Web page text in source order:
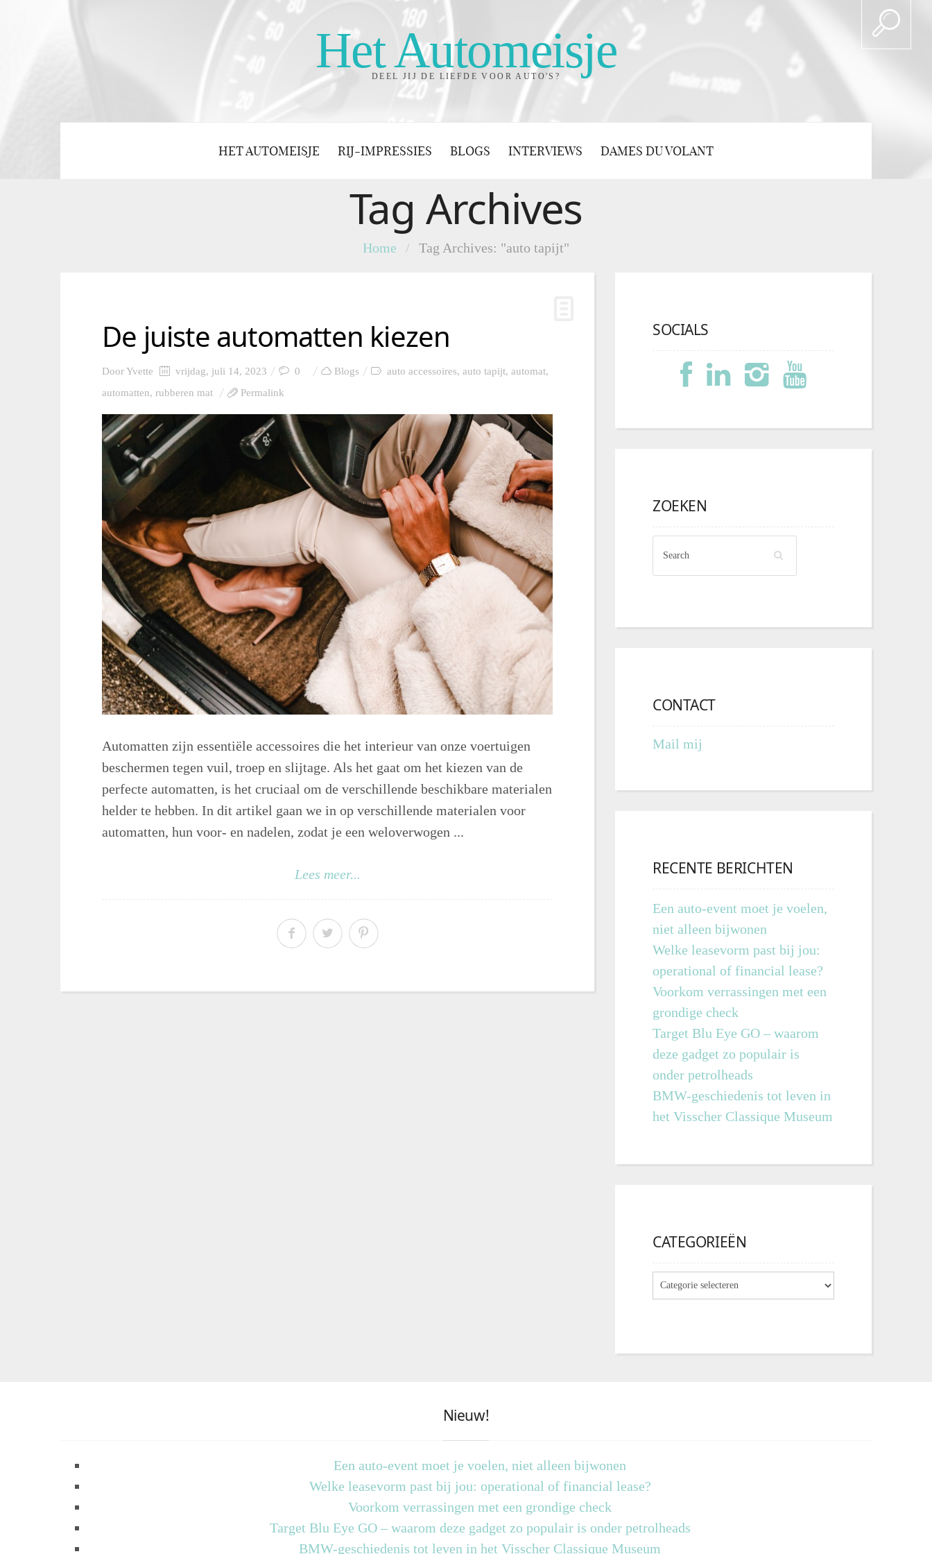
Het Automeisje
DEEL JIJ DE LIEFDE VOOR AUTO'S?
HET AUTOMEISJE RIJ-IMPRESSIES BLOGS INTERVIEWS DAMES DU VOLANT
Tag Archives
Home / Tag Archives: "auto tapijt"
De juiste automatten kiezen
DoorYvette vrijdag, juli 14, 2023 0 Blogs auto accessoires, auto tapijt, automat,
automatten, rubberen mat Permalink
Automatten zijn essentiële accessoires die het interieur van onze voertuigen
beschermen tegen vuil, troep en slijtage. Als het gaat om het kiezen van de
perfecte automatten, is het cruciaal om de verschillende beschikbare materialen
helder te hebben. In dit artikel gaan we in op verschillende materialen voor
automatten, hun voor- en nadelen, zodat je een weloverwogen ...
Lees meer...
SOCIALS
ZOEKEN
CONTACT
Mail mij
RECENTE BERICHTEN
Een auto-event moet je voelen,
niet alleen bijwonen
Welke leasevorm past bij jou:
operational of financial lease?
Voorkom verrassingen met een
grondige check
Target Blu Eye GO – waarom
deze gadget zo populair is
onder petrolheads
BMW-geschiedenis tot leven in
het Visscher Classique Museum
CATEGORIEËN
Nieuw!
Een auto-event moet je voelen, niet alleen bijwonen
Welke leasevorm past bij jou: operational of financial lease?
Voorkom verrassingen met een grondige check
Target Blu Eye GO – waarom deze gadget zo populair is onder petrolheads
BMW-geschiedenis tot leven in het Visscher Classique Museum